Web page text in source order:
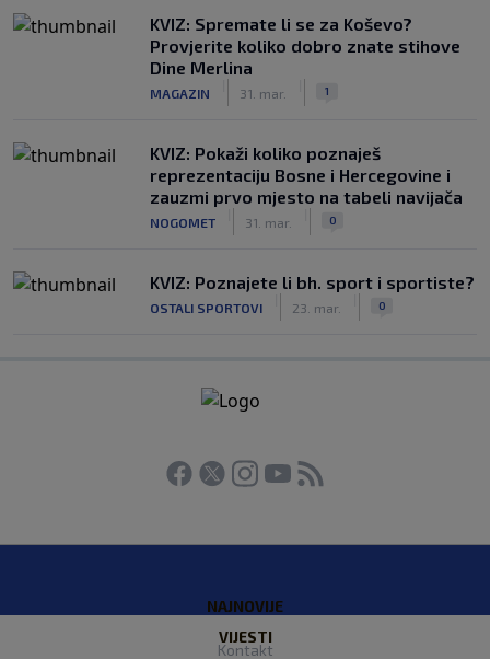
KVIZ: Spremate li se za Koševo?
Provjerite koliko dobro znate stihove
Dine Merlina
MAGAZIN 31. mar. 1
KVIZ: Pokaži koliko poznaješ
reprezentaciju Bosne i Hercegovine i
zauzmi prvo mjesto na tabeli navijača
NOGOMET 31. mar. 0
KVIZ: Poznajete li bh. sport i sportiste?
OSTALI SPORTOVI 23. mar. 0
NAJNOVIJE
VIJESTI
Kontakt